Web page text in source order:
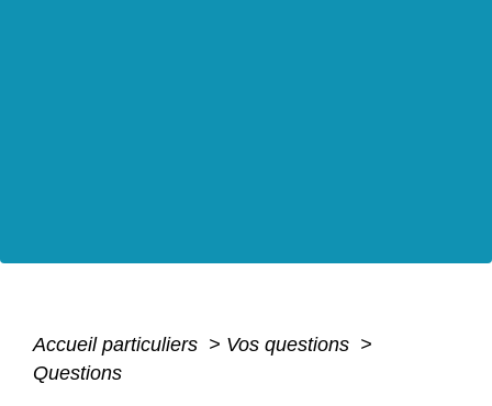
Accueil particuliers > Vos questions >
Questions